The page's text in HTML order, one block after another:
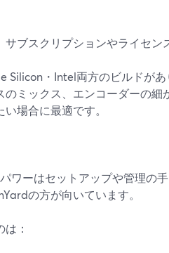
サブスクリプションやライセン
Silicon・Intel両方のビルドがあ
ミックス、エンコーダーの細
場合に最適です。
ワーはセットアップや管理の
の方が向いています。
：